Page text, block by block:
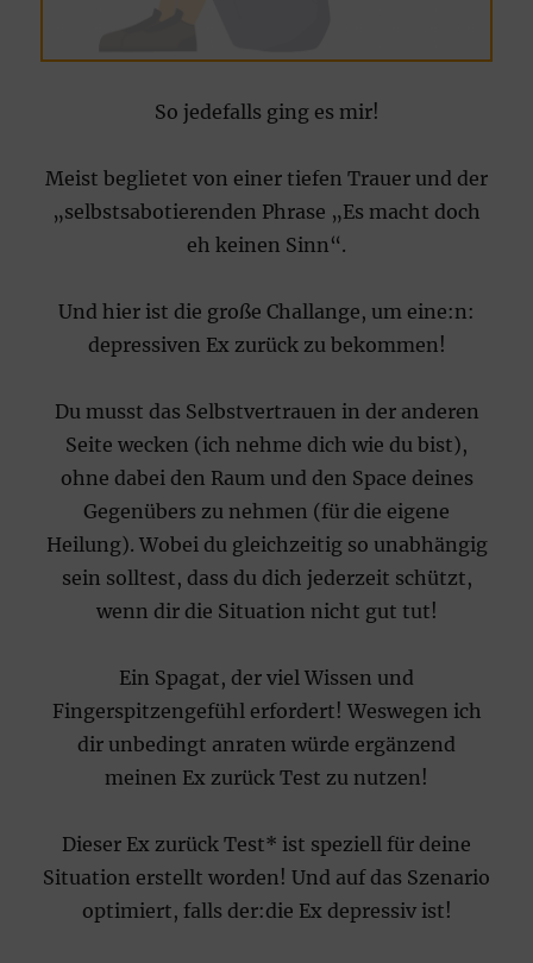
So jedefalls ging es mir!
Meist beglietet von einer tiefen Trauer und der
„selbstsabotierenden Phrase „Es macht doch
eh keinen Sinn“.
Und hier ist die große Challange, um eine:n:
depressiven Ex zurück zu bekommen!
Du musst das Selbstvertrauen in der anderen
Seite wecken (ich nehme dich wie du bist),
ohne dabei den Raum und den Space deines
Gegenübers zu nehmen (für die eigene
Heilung). Wobei du gleichzeitig so unabhängig
sein solltest, dass du dich jederzeit schützt,
wenn dir die Situation nicht gut tut!
Ein Spagat, der viel Wissen und
Fingerspitzengefühl erfordert! Weswegen ich
dir unbedingt anraten würde ergänzend
meinen Ex zurück Test zu nutzen!
Dieser Ex zurück Test* ist speziell für deine
Situation erstellt worden! Und auf das Szenario
optimiert, falls der:die Ex depressiv ist!